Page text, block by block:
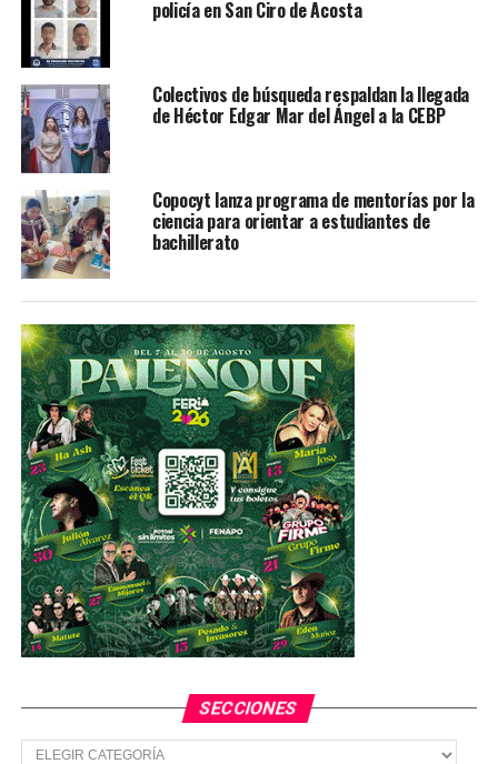
Luego de este evento, el presidente se traslada vía
terrestre al municipio de Loreto, en el estado de
Zacatecas, donde ayer por la tarde un joven de 22 años
“Servidor de la nación”, fue asesinado mientras
informaba a los adultos mayores sobre programas de
Bienestar Social.
TEMAS RELACIONADOS FEATURED
YA VIENE
Ayuntamientos deberán apoyar a niños y jóvenes que
destaquen en diferentes áreas
NO TE PIERDAS
Fortalece programa Corazón Todito reunificar familias
potosinas en EUA
policía en San Ciro de Acosta
Colectivos de búsqueda respaldan la llegada
de Héctor Edgar Mar del Ángel a la CEBP
Copocyt lanza programa de mentorías por la
ciencia para orientar a estudiantes de
bachillerato
SECCIONES
Secciones